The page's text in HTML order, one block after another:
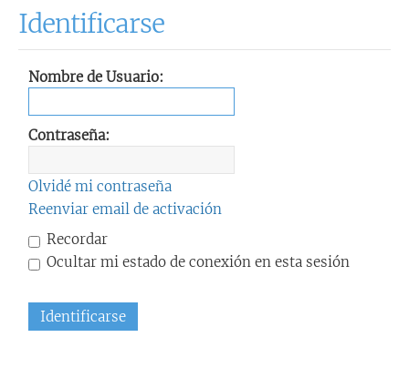
Identificarse
Nombre de Usuario:
Contraseña:
Olvidé mi contraseña
Reenviar email de activación
Recordar
Ocultar mi estado de conexión en esta sesión